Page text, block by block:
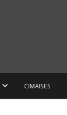
CIMAISES